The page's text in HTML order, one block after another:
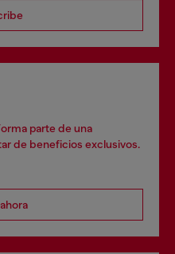
parte de una
de beneficios exclusivos.